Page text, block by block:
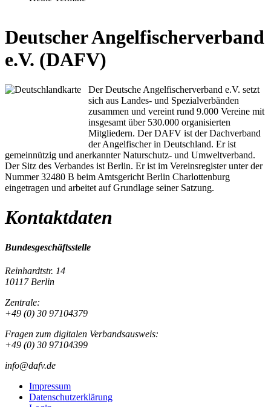
Deutscher Angelfischerverband
e.V. (DAFV)
Der Deutsche Angelfischerverband e.V. setzt
sich aus Landes- und Spezialverbänden
zusammen und vereint rund 9.000 Vereine mit
insgesamt über 530.000 organisierten
Mitgliedern. Der DAFV ist der Dachverband
der Angelfischer in Deutschland. Er ist
gemeinnützig und anerkannter Naturschutz- und Umweltverband.
Der Sitz des Verbandes ist Berlin. Er ist im Vereinsregister unter der
Nummer 32480 B beim Amtsgericht Berlin Charlottenburg
eingetragen und arbeitet auf Grundlage seiner Satzung.
Kontaktdaten
Bundesgeschäftsstelle
Reinhardtstr. 14
10117 Berlin
Zentrale:
+49 (0) 30 97104379
Fragen zum digitalen Verbandsausweis:
+49 (0) 30 97104399
info@dafv.de
Impressum
Datenschutzerklärung